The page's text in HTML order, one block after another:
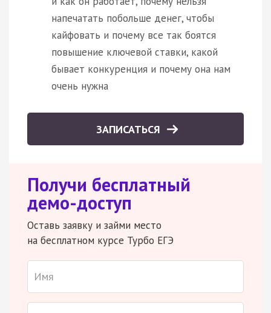
напечатать побольше денег, чтобы
кайфовать и почему все так боятся
повышение ключевой ставки, какой
бывает конкуренция и почему она нам
очень нужна
ЗАПИСАТЬСЯ
Получи бесплатный
демо-доступ
Оставь заявку и займи место
на бесплатном курсе Турбо ЕГЭ